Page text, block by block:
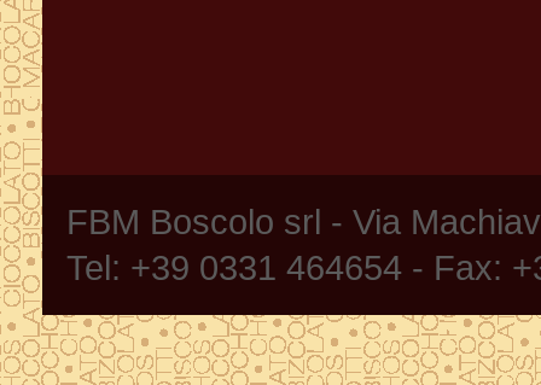
FBM Boscolo srl - Via
Tel: +39 0331 464654 - Fax: